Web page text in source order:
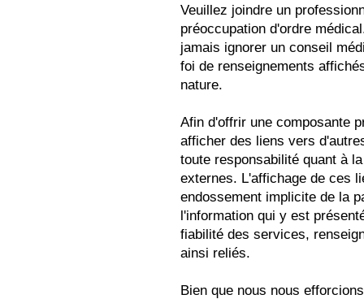
Veuillez joindre un
préoccupation d'ordre
jamais ignorer un conseil
foi de renseignements
nature.
Afin d'offrir une composante
afficher des liens vers
toute responsabilité quant à
externes. L'affichage de ces
endossement implicite de la
l'information qui y est
fiabilité des services,
ainsi reliés.
Bien que nous nous